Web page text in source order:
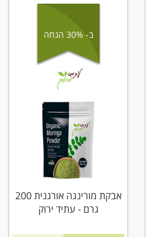
ב- 30% הנחה
אבקת מורינגה אורגנית 200
גרם - עתיד ירוק